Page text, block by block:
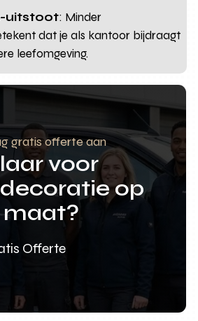
uitstoot: Minder
dat je als kantoor bijdraagt
leefomgeving.
gratis offerte aan
voor
op
maat?
Offerte